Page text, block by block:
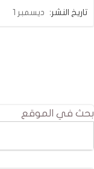
تاريخ النشر: ديسمبر 1
بحث في الموقع